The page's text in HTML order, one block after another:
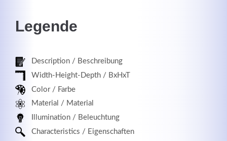
Legende
Description / Beschreibung
Width-Height-Depth / BxHxT
Color / Farbe
Material / Material
Illumination / Beleuchtung
Characteristics / Eigenschaften